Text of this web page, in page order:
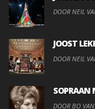
DOOR NEIL
JOOST
DOOR NEIL
SOPRAAN
DOOR BO